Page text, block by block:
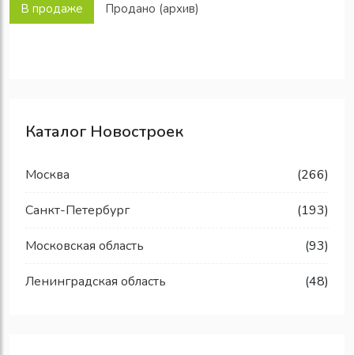
В продаже Продано (архив)
Каталог Новостроек
Москва (266)
Санкт-Петербург (193)
Московская область (93)
Ленинградская область (48)